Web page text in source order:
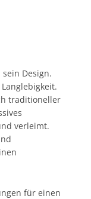
Design.
traditioneller
verleimt.
für einen